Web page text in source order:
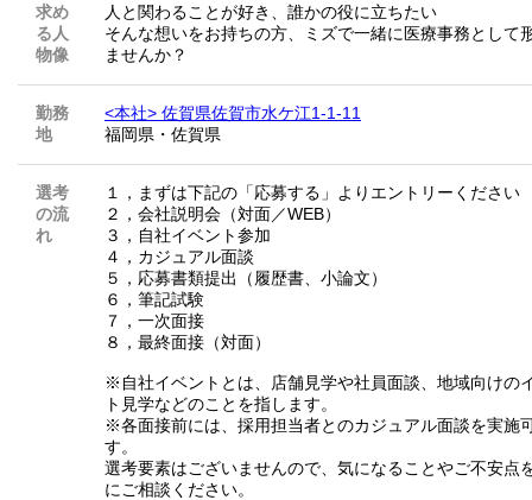
求め
る人
物像
人と関わることが好き、誰かの役に立ちたい
そんな想いをお持ちの方、ミズで一緒に医療事務として
ませんか？
勤務
地
<本社> 佐賀県佐賀市水ケ江1-1-11
福岡県 ・ 佐賀県
選考
の流
れ
１，まずは下記の「応募する」よりエントリーください
２，会社説明会（対面／WEB）
３，自社イベント参加
４，カジュアル面談
５，応募書類提出（履歴書、小論文）
６，筆記試験
７，一次面接
８，最終面接（対面）
※自社イベントとは、店舗見学や社員面談、地域向けの
ト見学などのことを指します。
※各面接前には、採用担当者とのカジュアル面談を実施
す。
選考要素はございませんので、気になることやご不安点
にご相談ください。